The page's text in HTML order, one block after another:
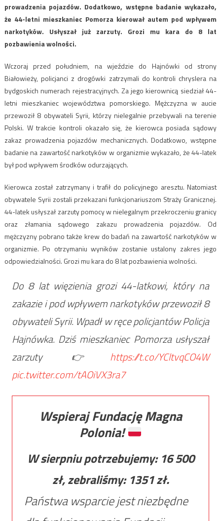
prowadzenia pojazdów. Dodatkowo, wstępne badanie wykazało,
że 44-letni mieszkaniec Pomorza kierował autem pod wpływem
narkotyków. Usłyszał już zarzuty. Grozi mu kara do 8 lat
pozbawienia wolności.
Wczoraj przed południem, na wjeździe do Hajnówki od strony
Białowieży, policjanci z drogówki zatrzymali do kontroli chryslera na
bydgoskich numerach rejestracyjnych. Za jego kierownicą siedział 44-
letni mieszkaniec województwa pomorskiego. Mężczyzna w aucie
przewoził 8 obywateli Syrii, którzy nielegalnie przebywali na terenie
Polski. W trakcie kontroli okazało się, że kierowca posiada sądowy
zakaz prowadzenia pojazdów mechanicznych. Dodatkowo, wstępne
badanie na zawartość narkotyków w organizmie wykazało, że 44-latek
był pod wpływem środków odurzających.
Kierowca został zatrzymany i trafił do policyjnego aresztu. Natomiast
obywatele Syrii zostali przekazani funkcjonariuszom Straży Granicznej.
44-latek usłyszał zarzuty pomocy w nielegalnym przekroczeniu granicy
oraz złamania sądowego zakazu prowadzenia pojazdów. Od
mężczyzny pobrano także krew do badań na zawartość narkotyków w
organizmie. Po otrzymaniu wyników zostanie ustalony zakres jego
odpowiedzialności. Grozi mu kara do 8 lat pozbawienia wolności.
Do 8 lat więzienia grozi 44-latkowi, który na
zakazie i pod wpływem narkotyków przewoził 8
obywateli Syrii. Wpadł w ręce policjantów Policja
Hajnówka. Dziś mieszkaniec Pomorza usłyszał
zarzuty 👉 https://t.co/YCltvqCO4W
pic.twitter.com/tAOiVX3ra7
Wspieraj Fundację Magna
Polonia!
W sierpniu potrzebujemy: 16 500
zł, zebraliśmy: 1351zł.
Państwa wsparcie jest niezbędne